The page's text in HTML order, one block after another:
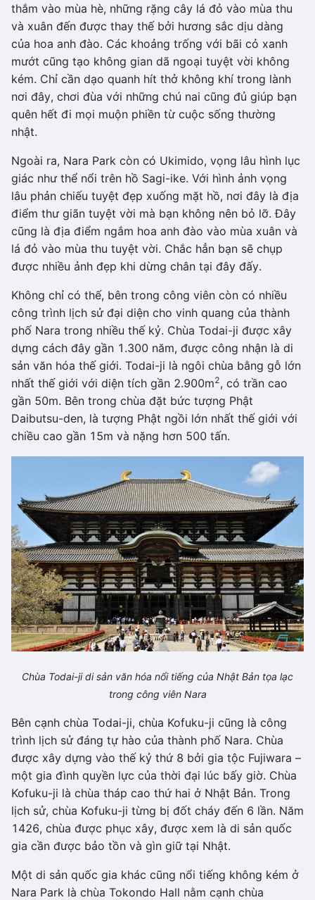
thắm vào mùa hè, những rặng cây lá đỏ vào mùa thu
và xuân đến được thay thế bởi hương sắc dịu dàng
của hoa anh đào. Các khoảng trống với bãi cỏ xanh
mướt cũng tạo không gian dã ngoại tuyệt vời không
kém. Chỉ cần dạo quanh hít thở không khí trong lành
nơi đây, chơi đùa với những chú nai cũng đủ giúp bạn
quên hết đi mọi muộn phiền từ cuộc sống thường
nhật.
Ngoài ra, Nara Park còn có Ukimido, vọng lâu hình lục
giác như thể nổi trên hồ Sagi-ike. Với hình ảnh vọng
lâu phản chiếu tuyệt đẹp xuống mặt hồ, nơi đây là địa
điểm thư giãn tuyệt vời mà bạn không nên bỏ lỡ. Đây
cũng là địa điểm ngắm hoa anh đào vào mùa xuân và
lá đỏ vào mùa thu tuyệt vời. Chắc hẳn bạn sẽ chụp
được nhiều ảnh đẹp khi dừng chân tại đây đấy.
Không chỉ có thế, bên trong công viên còn có nhiều
công trình lịch sử đại diện cho vinh quang của thành
phố Nara trong nhiều thế kỷ. Chùa Todai-ji được xây
dựng cách đây gần 1.300 năm, được công nhận là di
sản văn hóa thế giới. Todai-ji là ngôi chùa bằng gỗ lớn
nhất thế giới với diện tích gần 2.900m2, có trần cao
gần 50m. Bên trong chùa đặt bức tượng Phật
Daibutsu-den, là tượng Phật ngồi lớn nhất thế giới với
chiều cao gần 15m và nặng hơn 500 tấn.
Chùa Todai-ji di sản văn hóa nổi tiếng của Nhật Bản tọa lạc
trong công viên Nara
Bên cạnh chùa Todai-ji, chùa Kofuku-ji cũng là công
trình lịch sử đáng tự hào của thành phố Nara. Chùa
được xây dựng vào thế kỷ thứ 8 bởi gia tộc Fujiwara –
một gia đình quyền lực của thời đại lúc bấy giờ. Chùa
Kofuku-ji là chùa tháp cao thứ hai ở Nhật Bản. Trong
lịch sử, chùa Kofuku-ji từng bị đốt cháy đến 6 lần. Năm
1426, chùa được phục xây, được xem là di sản quốc
gia cần được bảo tồn và gìn giữ tại Nhật.
Một di sản quốc gia khác cũng nổi tiếng không kém ở
Nara Park là chùa Tokondo Hall nằm cạnh chùa